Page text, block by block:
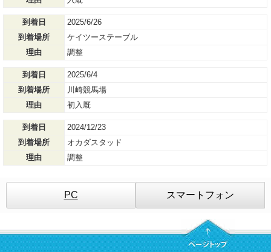
到着日
2025/6/26
到着場所
ケイツーステーブル
理由
調整
到着日
2025/6/4
到着場所
川崎競馬場
理由
初入厩
到着日
2024/12/23
到着場所
オカダスタッド
理由
調整
PC スマートフォン